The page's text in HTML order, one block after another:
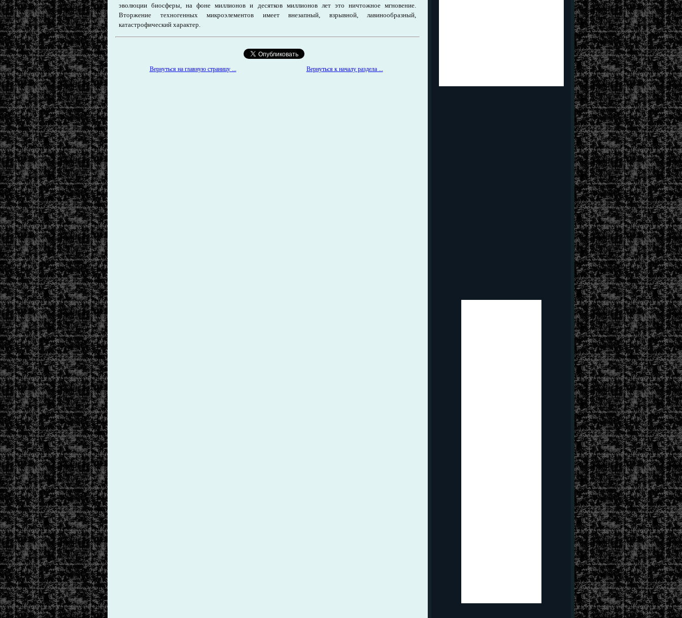
эволюции биосферы, на фоне миллионов и десятков миллионов лет это ничтожное мгновение.
Вторжение техногенных микроэлементов имеет внезапный, взрывной, лавинообразный,
катастрофический характер.
Вернуться к началу раздела ...